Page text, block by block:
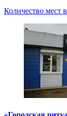
Количество мест